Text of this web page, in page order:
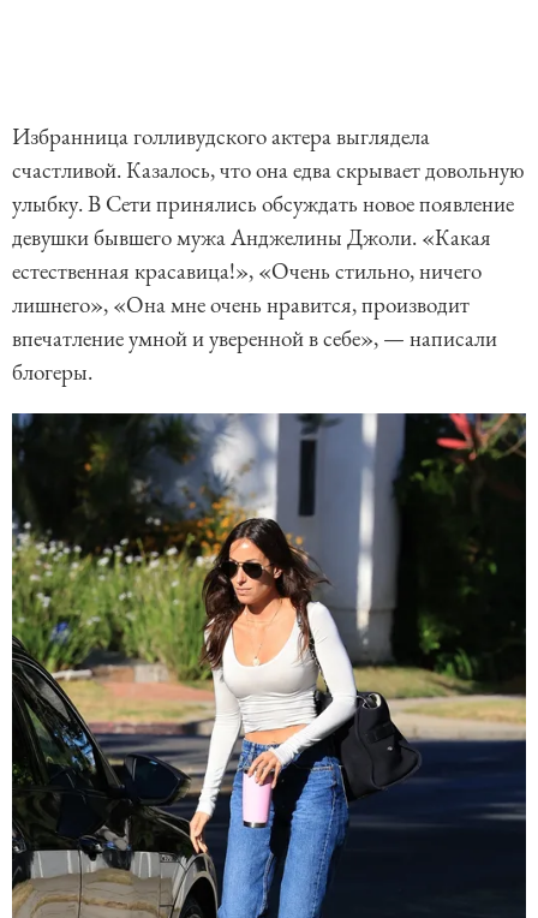
Избранница голливудского актера выглядела
счастливой. Казалось, что она едва скрывает довольную
улыбку. В Сети принялись обсуждать новое появление
девушки бывшего мужа Анджелины Джоли. «Какая
естественная красавица!», «Очень стильно, ничего
лишнего», «Она мне очень нравится, производит
впечатление умной и уверенной в себе», — написали
блогеры.